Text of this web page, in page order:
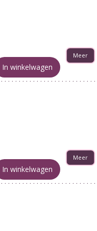
Meer
In winkelwagen
Meer
In winkelwagen